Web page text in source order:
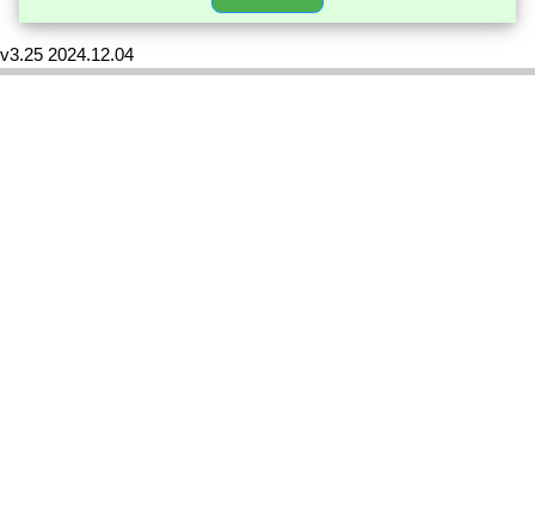
v3.25 2024.12.04